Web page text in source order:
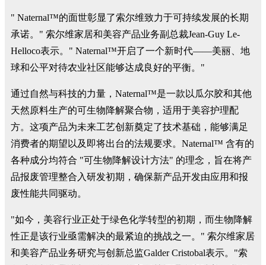
" Naternal™的面世彰显了索尔维致力于可持续发展的长期
承诺。" 索尔维家居和美容产品业务副总裁Jean-Guy Le-
Helloco表示。" Naternal™开启了一个新时代——美丽、地
球和公平对待农业社区能够达成良好的平衡。"
通过自然与科技的力量，Naternal™是一款以瓜尔胶和其他
天然原料生产的可生物降解聚合物，适用于美容护理配
方。这项产品为未来工艺创新奠定了技术基础，能够满足
消费者的期望以及即将出台的法规要求。Naternal™ 含有的
各种成分均符合 "可生物降解设计方法" 的理念，旨在将产
品报废管理整合入研发初期，确保新产品开发由应用和报
废性能共同驱动。
"如今，美容行业正处于绿色化学转型的初期，而生物降解
性正是该行业亟需解决的最紧迫的挑战之一。" 索尔维家居
和美容产品业务研究与创新总监Galder Cristobal表示。"索